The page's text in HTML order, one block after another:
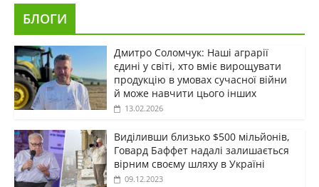
БЛОГИ
Дмитро Соломчук: Наші аграрії
єдині у світі, хто вміє вирощувати
продукцію в умовах сучасної війни
й може навчити цього інших
13.02.2026
Виділивши близько $500 мільйонів,
Говард Баффет надалі залишається
вірним своєму шляху в Україні
09.12.2023